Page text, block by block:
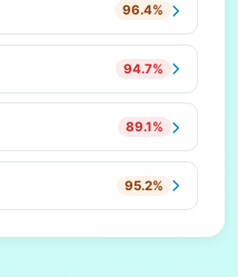
96.4%
94.7%
89.1%
95.2%